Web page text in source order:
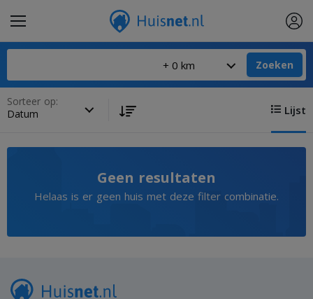
Zoeken
Sorteer op:
Lijst
Geen resultaten
Helaas is er geen huis met deze filter combinatie.